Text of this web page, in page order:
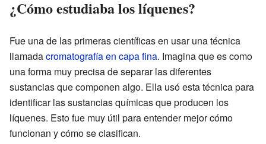
¿Cómo estudiaba los líquenes?
Fue una de las primeras científicas en usar una técnica
llamadacromatografía en capa fina. Imagina que es como
una forma muy precisa de separar las diferentes
sustancias que componen algo. Ella usó esta técnica para
identificar las sustancias químicas que producen los
líquenes. Esto fue muy útil para entender mejor cómo
funcionan y cómo se clasifican.